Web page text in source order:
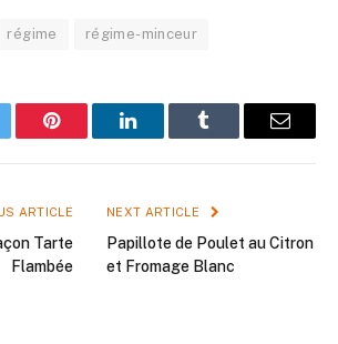
régime régime-minceur
Pinterest LinkedInTumblr Email
ARTICLE
Tarte
Flambée
NEXT ARTICLE
Papillote de Poulet au Citron
et Fromage Blanc